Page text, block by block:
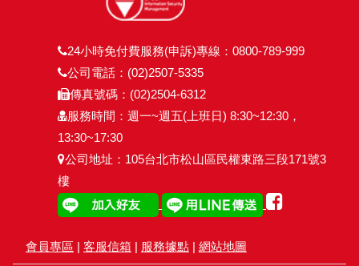
24小時免付費服務(申訴)專線：0800-789-999
公司電話：(02)2507-5335
傳真號碼：(02)2504-6312
服務時間：週一~週五(上班日) 8:30~12:30，
13:30~17:30
公司地址：105台北市松山區民權東路三段171號3
樓
會員專區 | 客服信箱 | 服務據點 | 網站地圖